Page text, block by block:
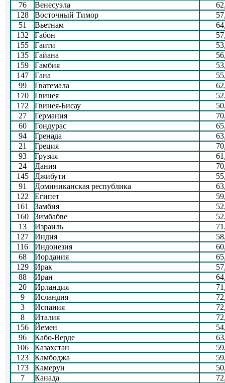
76
Венесуэла
128
Восточный Тимор
51
Вьетнам
132
Габон
155
Гаити
135
Гайана
159
Гамбия
147
Гана
99
Гватемала
170
Гвинея
172
Гвинея-Бисау
27
Германия
60
Гондурас
94
Гренада
21
Греция
93
Грузия
24
Дания
145
Джибути
91
Доминиканская республика
122
Египет
161
Замбия
160
Зимбабве
13
Израиль
127
Индия
116
Индонезия
68
Иордания
129
Ирак
88
Иран
20
Ирландия
9
Исландия
3
Испания
8
Италия
156
Йемен
96
Кабо-Верде
106
Казахстан
123
Камбоджа
173
Камерун
7
Канада